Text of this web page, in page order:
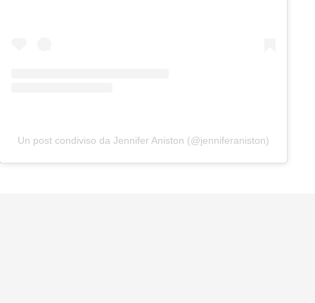
Un post condiviso da Jennifer Aniston (@jenniferaniston)